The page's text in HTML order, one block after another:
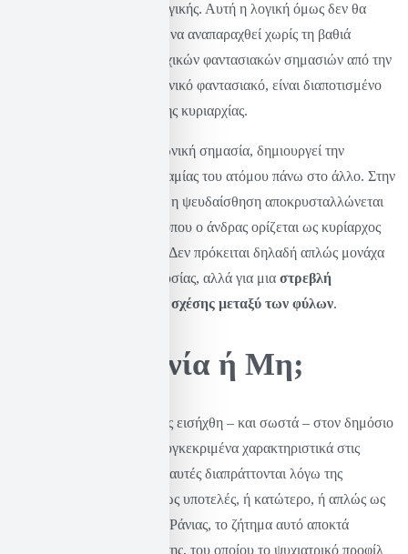
είναι εκφάνσεις της ίδιας λογικής. Αυτή η λογική όμως δεν θα
μπορούσε, με τη σειρά της, να αναπαραχθεί χωρίς τη βαθιά
εσωτερίκευση των πατριαρχικών φαντασιακών σημασιών από την
ίδια την κοινωνία. Το κοινωνικό φαντασιακό, είναι διαποτισμένο
από τη γενικότερη λογική της κυριαρχίας.
Η κυριαρχία αυτή, ως κοινωνική σημασία, δημιουργεί την
ψευδαίσθηση της παντοδυναμίας του ατόμου πάνω στο άλλο. Στην
περίπτωση της πατριαρχίας, η ψευδαίσθηση αποκρυσταλλώνεται
στον έμφυλο διαχωρισμό, όπου ο άνδρας ορίζεται ως κυρίαρχος
και η γυναίκα ως υποτελής. Δεν πρόκειται δηλαδή απλώς μονάχα
για μια ιεραρχική δομή εξουσίας, αλλά για μια στρεβλή
φαντασιακή σύλληψη της σχέσης μεταξύ των φύλων.
Γυναικοκτονία ή Μη;
Η έννοια της γυναικοκτονίας εισήχθη – και σωστά – στον δημόσιο
διάλογο για να αποδώσει συγκεκριμένα χαρακτηριστικά στις
δολοφονίες γυναικών, όταν αυτές διαπράττονται λόγω της
αντίληψης του φύλου τους ως υποτελές, ή κατώτερο, ή απλώς ως
τέτοιο. Στην περίπτωση της Ράνιας, το ζήτημα αυτό αποκτά
ιδιαίτερη σημασία. Ο δράστης, του οποίου το ψυχιατρικό προφίλ